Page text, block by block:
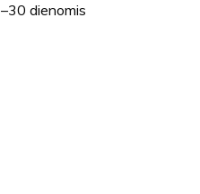
dienomis